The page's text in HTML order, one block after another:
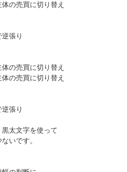
の売買に切り替え
張り
の売買に切り替え
の売買に切り替え
張り
太文字を使って
いです。